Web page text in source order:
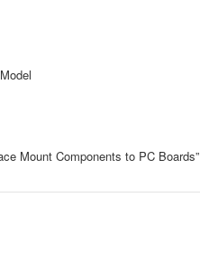
Mount Components to PC Boards”